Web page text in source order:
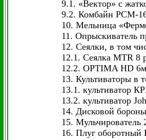
9.1. «Вектор» с
9.2. Комбайн РСМ-
10. Мельница
11. Опрыскиватель
12. Сеялки, в том
12.1. Сеялка МТR 8
12.2. OPTIMA HD 6м
13. Культиваторы в
13.1. культиватор
13.2. культиватор
14. Дисковой
15.
16. Плуг оборотный